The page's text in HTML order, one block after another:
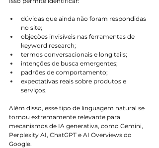
dúvidas que ainda não foram respondidas
no site;
objeções invisíveis nas ferramentas de
keyword research;
termos conversacionais e long tails;
intenções de busca emergentes;
padrões de comportamento;
expectativas reais sobre produtos e
serviços.
Além disso, esse tipo de linguagem natural se
tornou extremamente relevante para
mecanismos de IA generativa, como Gemini,
Perplexity AI, ChatGPT e AI Overviews do
Google.